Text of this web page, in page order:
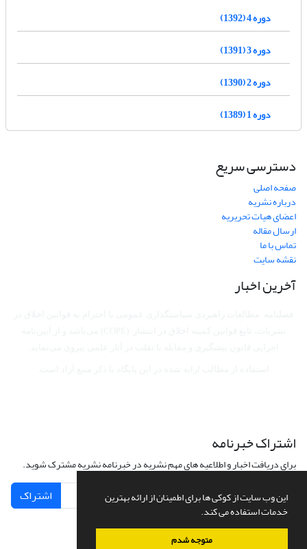
این وب سایت از کوکی ها برای اطمینان از ارائه بهترین
خدمات استفاده می کند.
متوجه شدم
دوره 4 (1392)
دوره 3 (1391)
دوره 2 (1390)
دوره 1 (1389)
دسترسی سریع
صفحه اصلی
درباره نشریه
اعضای هیات تحریریه
ارسال مقاله
تماس با ما
نقشه سایت
آخرین اخبار
اشتراک خبرنامه
برای دریافت اخبار و اطلاعیه های مهم نشریه در خبرنامه نشریه مشترک شوید.
اشتراک